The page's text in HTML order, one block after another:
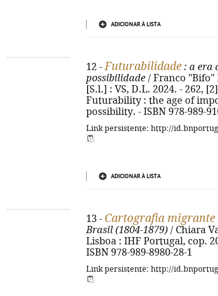
ADICIONAR À LISTA
12 -Futurabilidade : a era
possibilidade / Franco "Bifo"
[S.l.] : VS, D.L. 2024. - 262,
Futurability : the age of
possibility. - ISBN 978-989-
Link persistente: http://
ADICIONAR À LISTA
13 - Cartografia migrante
Brasil (1804-1879) / Chiara
Lisboa : IHF Portugal, cop.
ISBN 978-989-8980-28-1
Link persistente: http://